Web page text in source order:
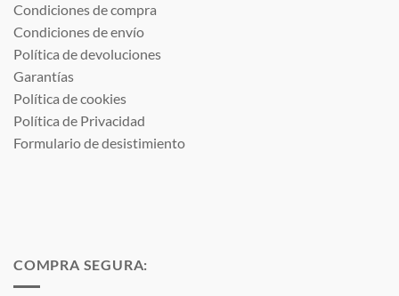
Condiciones de compra
Condiciones de envío
Política de devoluciones
Garantías
Política de cookies
Política de Privacidad
Formulario de desistimiento
COMPRA SEGURA: